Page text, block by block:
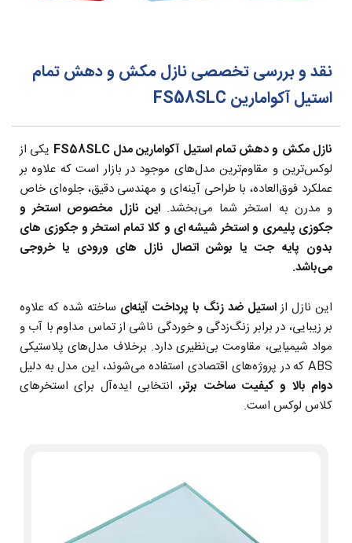
نقد و بررسی تخصصی نازل مکش و دهش تمام
استیل آکوامارین FS58SLC
نازل مکش و دهش تمام استیل آکوامارین مدل FS58SLC
یکی از
لوکس‌ترین و مقاوم‌ترین مدل‌های موجود در بازار است که علاوه بر
عملکرد فوق‌العاده، با طراحی آینه‌ای و مهندسی دقیق، جلوه‌ای خاص
و مدرن به استخر شما می‌بخشد.این نازل مخصوص استخر و
جکوزی پلیمری و استخر شیشه ای و کلا تمام استخر و جکوزی های
بدون پایه جت یا بوشن اتصال نازل های ورودی یا خروجی
می‌باشد.
این نازل از استیل ضد زنگ با پرداخت آینه‌ای ساخته شده که علاوه
بر زیبایی، در برابر زنگ‌زدگی و خوردگی ناشی از تماس مداوم با آب و
مواد شیمیایی، مقاومت بی‌نظیری دارد. برخلاف مدل‌های پلاستیکی
ABS که در پروژه‌های اقتصادی استفاده می‌شوند، این مدل به دلیل
دوام بالا و کیفیت ساخت برتر، انتخابی ایده‌آل برای استخرهای
کلاس لوکس است.